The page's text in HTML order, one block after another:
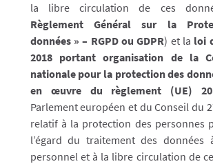
la libre circulation de ces
Règlement Général sur la
données » – RGPD ou GDPR) et la loi
2018 portant organisation de la
nationale pour la protection des
en œuvre du règlement (UE)
Parlement européen et du Conseil du
relatif à la protection des personnes
l’égard du traitement des données
personnel et à la libre circulation de